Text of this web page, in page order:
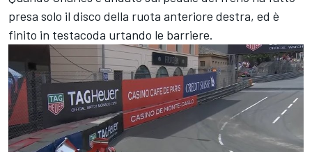
presa solo il disco della ruota anteriore destra, ed è
finito in testacoda urtando le barriere.